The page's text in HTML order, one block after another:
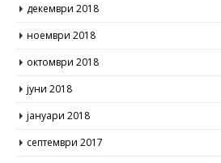
декември 2018
ноември 2018
октомври 2018
јуни 2018
јануари 2018
септември 2017